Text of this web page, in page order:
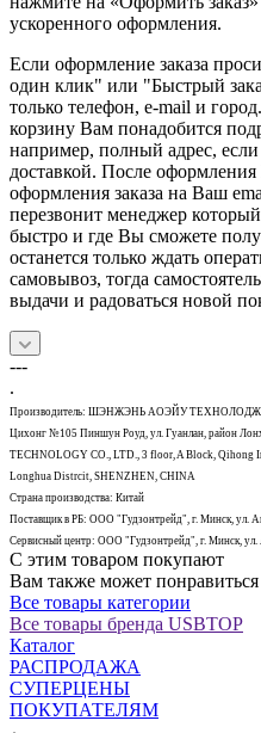
ускоренного оформления.
Если оформление заказа
один клик" или "Быстрый
только телефон, e-mail и
корзину Вам понадобится
например, полный адрес,
доставкой. После
оформления заказа на Ваш
перезвонит менеджер
быстро и где Вы сможете
останется только ждать
самовывоз, тогда
выдачи и радоваться новой
---
.
Производитель: ШЭНЖЭНЬ АОЭЙУ ТЕХНОЛОДЖИ
Цихонг №105 Пиншун Роуд, ул. Гуанлан, район
TECHNOLOGY CO., LTD., 3 floor, A Block, Qihong
Longhua Distrcit, SHENZHEN, CHINA
Страна производства: Китай
Поставщик в РБ: ООО "Гудзонтрейд", г. Минск, ул.
Сервисный центр: ООО "Гудзонтрейд", г. Минск, ул.
С этим товаром покупают
Вам также может понравиться
Все товары категории
Все товары бренда USBTOP
Каталог
РАСПРОДАЖА
СУПЕРЦЕНЫ
ПОКУПАТЕЛЯМ